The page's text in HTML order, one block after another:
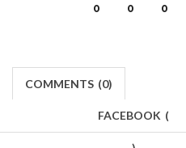
0 0 0
COMMENTS (0)
FACEBOOK (